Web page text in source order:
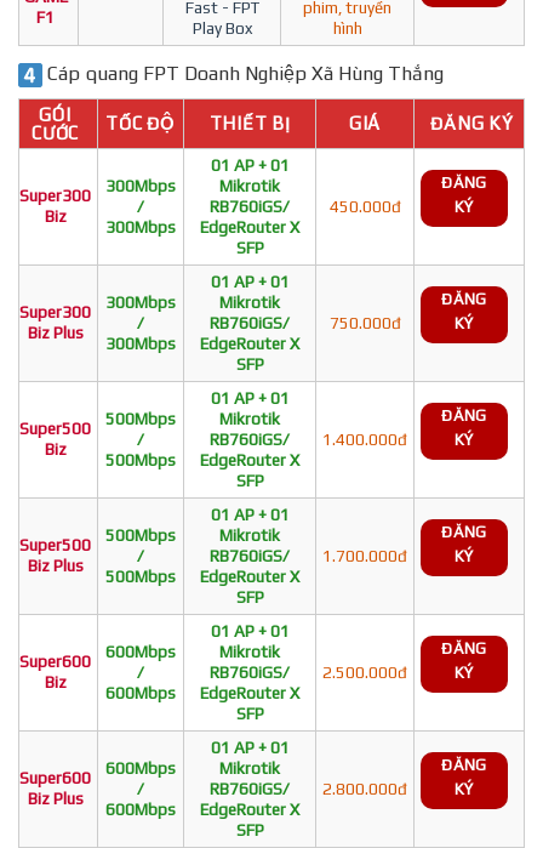
F1
Fast - FPT
Play Box
phim, truyền
hình
Cáp quang FPT Doanh Nghiệp Xã Hùng Thắng
GÓI
CƯỚC
TỐC ĐỘ THIẾT BỊ GIÁ ĐĂNG KÝ
Super300
Biz
300Mbps
/
300Mbps
01 AP + 01
Mikrotik
RB760iGS/
EdgeRouter X
SFP
450.000đ
ĐĂNG
KÝ
Super300
Biz Plus
300Mbps
/
300Mbps
01 AP + 01
Mikrotik
RB760iGS/
EdgeRouter X
SFP
750.000đ
ĐĂNG
KÝ
Super500
Biz
500Mbps
/
500Mbps
01 AP + 01
Mikrotik
RB760iGS/
EdgeRouter X
SFP
1.400.000đ
ĐĂNG
KÝ
Super500
Biz Plus
500Mbps
/
500Mbps
01 AP + 01
Mikrotik
RB760iGS/
EdgeRouter X
SFP
1.700.000đ
ĐĂNG
KÝ
Super600
Biz
600Mbps
/
600Mbps
01 AP + 01
Mikrotik
RB760iGS/
EdgeRouter X
SFP
2.500.000đ
ĐĂNG
KÝ
Super600
Biz Plus
600Mbps
/
600Mbps
01 AP + 01
Mikrotik
RB760iGS/
EdgeRouter X
SFP
2.800.000đ
ĐĂNG
KÝ